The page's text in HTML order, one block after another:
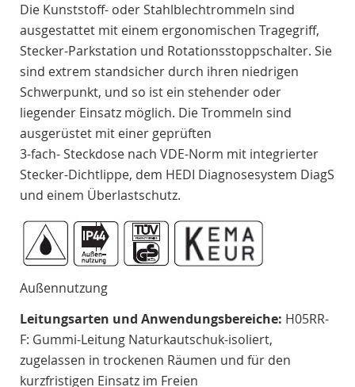
Die Kunststoff- oder Stahlblechtrommeln sind
ausgestattet mit einem ergonomischen Tragegriff,
Stecker-Parkstation und Rotationsstoppschalter. Sie
sind extrem standsicher durch ihren niedrigen
Schwerpunkt, und so ist ein stehender oder
liegender Einsatz möglich. Die Trommeln sind
ausgerüstet mit einer geprüften
3-fach- Steckdose nach VDE-Norm mit integrierter
Stecker-Dichtlippe, dem HEDI Diagnosesystem DiagS
und einem Überlastschutz.
Außennutzung
Leitungsarten und Anwendungsbereiche: H05RR-
F: Gummi-Leitung Naturkautschuk-isoliert,
zugelassen in trockenen Räumen und für den
kurzfristigen Einsatz im Freien